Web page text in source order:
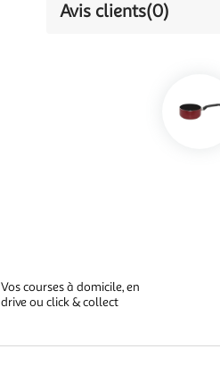
Avis clients(0)
Vos courses à domicile, en
drive ou click & collect